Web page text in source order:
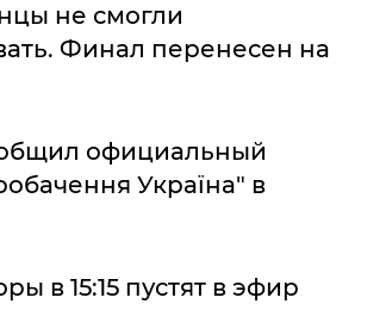
не смогли
Финал перенесен на
официальный
Україна" в
в 15:15 пустят в эфир